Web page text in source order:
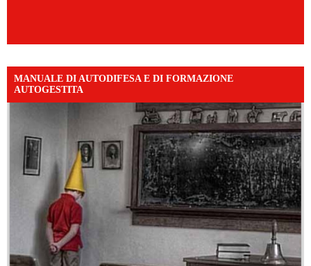
MANUALE DI AUTODIFESA E DI FORMAZIONE
AUTOGESTITA